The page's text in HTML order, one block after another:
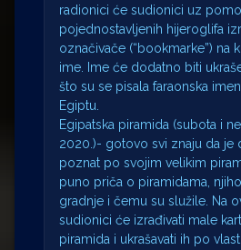
radionici će sudionici uz
pojednostavljenih hijeroglifa
označivače (“bookmarke”) na
ime. Ime će dodatno biti
što su se pisala faraonska
Egiptu.
Egipatska piramida (subota i
2020.)- gotovo svi znaju da je
poznat po svojim velikim
puno priča o piramidama,
gradnje i čemu su služile. Na
sudionici će izrađivati male
piramida i ukrašavati ih po